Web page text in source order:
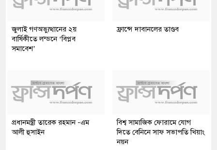
জুলাই গণঅভ্যুত্থানের ২য়
বার্ষিকীতে লন্ডনে ‘বিপ্লব
সমাবেশ’
ফ্রান্সে দাবানলের তাণ্ডব
প্রধানমন্ত্রী তারেক রহমান -এম
আলী হুসাইন
বিশ্ব সামাজিক ফোরামে যোগ
দিতে বেনিনে সাফ সভাপতি খিয়াং
নয়ন